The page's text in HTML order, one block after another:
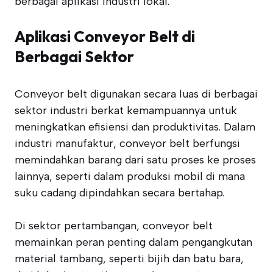
Aplikasi Conveyor Belt di
Berbagai Sektor
Conveyor belt digunakan secara luas di berbagai
sektor industri berkat kemampuannya untuk
meningkatkan efisiensi dan produktivitas. Dalam
industri manufaktur, conveyor belt berfungsi
memindahkan barang dari satu proses ke proses
lainnya, seperti dalam produksi mobil di mana
suku cadang dipindahkan secara bertahap.
Di sektor pertambangan, conveyor belt
memainkan peran penting dalam pengangkutan
material tambang, seperti bijih dan batu bara,